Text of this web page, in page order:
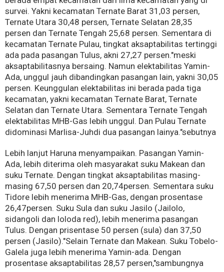
survei. Yakni kecamatan Ternate Barat 31,03 persen,
Ternate Utara 30,48 persen, Ternate Selatan 28,35
persen dan Ternate Tengah 25,68 persen. Sementara di
kecamatan Ternate Pulau, tingkat aksaptabilitas tertinggi
ada pada pasangan Tulus, akni 27,27 persen."meski
aksaptabilitasnya bersaing. Namun elektabilitas Yamin-
Ada, unggul jauh dibandingkan pasangan lain, yakni 30,05
persen. Keunggulan elektabilitas ini berada pada tiga
kecamatan, yakni kecamatan Ternate Barat, Ternate
Selatan dan Ternate Utara. Sementara Ternate Tengah
elektabilitas MHB-Gas lebih unggul. Dan Pulau Ternate
didominasi Marlisa-Juhdi dua pasangan lainya."sebutnya
Lebih lanjut Haruna menyampaikan. Pasangan Yamin-
Ada, lebih diterima oleh masyarakat suku Makean dan
suku Ternate. Dengan tingkat aksaptabilitas masing-
masing 67,50 persen dan 20,74persen. Sementara suku
Tidore lebih menerima MHB-Gas, dengan prosentase
26,47persen. Suku Sula dan suku Jasilo (Jailolo,
sidangoli dan loloda red), lebih menerima pasangan
Tulus. Dengan prisentase 50 persen (sula) dan 37,50
persen (Jasilo)."Selain Ternate dan Makean. Suku Tobelo-
Galela juga lebih menerima Yamin-ada. Dengan
prosentase aksaptabilitas 28,57 persen,"sambungnya